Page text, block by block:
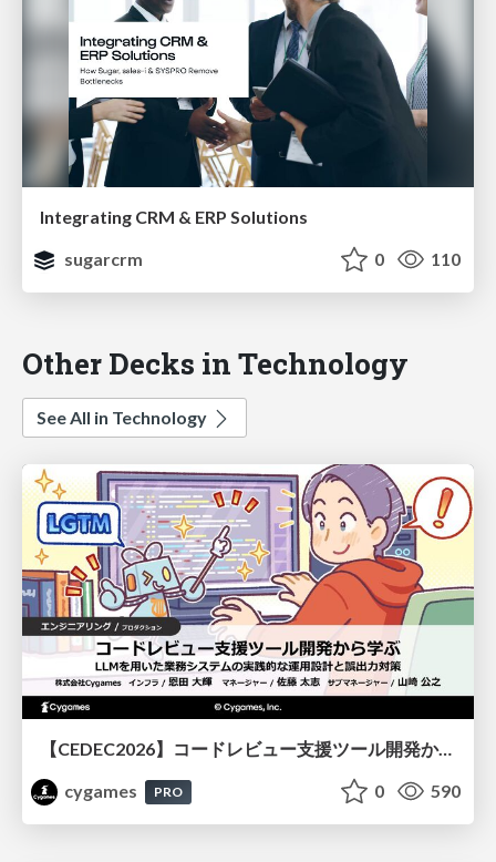
Integrating CRM & ERP Solutions
sugarcrm
0 110
Other Decks in Technology
See All in Technology
【CEDEC2026】コードレビュー支援ツール開発から学ぶ：LLMを用いた業務システムの実践的な運用設計と誤出力対策
cygames
PRO 0 590